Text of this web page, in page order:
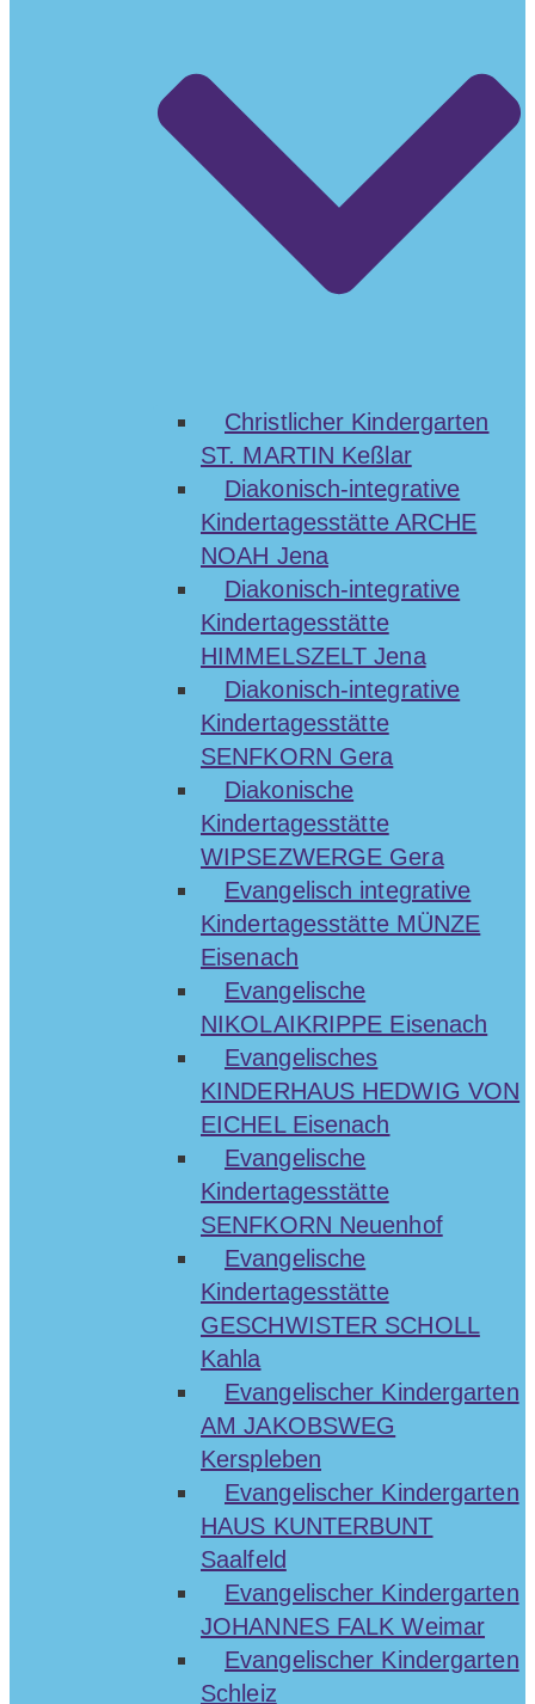
Christlicher Kindergarten
ST. MARTIN Keßlar
Diakonisch-integrative
Kindertagesstätte ARCHE
NOAH Jena
Diakonisch-integrative
Kindertagesstätte
HIMMELSZELT Jena
Diakonisch-integrative
Kindertagesstätte
SENFKORN Gera
Diakonische
Kindertagesstätte
WIPSEZWERGE Gera
Evangelisch integrative
Kindertagesstätte MÜNZE
Eisenach
Evangelische
NIKOLAIKRIPPE Eisenach
Evangelisches
KINDERHAUS HEDWIG VON
EICHEL Eisenach
Evangelische
Kindertagesstätte
SENFKORN Neuenhof
Evangelische
Kindertagesstätte
GESCHWISTER SCHOLL
Kahla
Evangelischer Kindergarten
AM JAKOBSWEG
Kerspleben
Evangelischer Kindergarten
HAUS KUNTERBUNT
Saalfeld
Evangelischer Kindergarten
JOHANNES FALK Weimar
Evangelischer Kindergarten
Schleiz